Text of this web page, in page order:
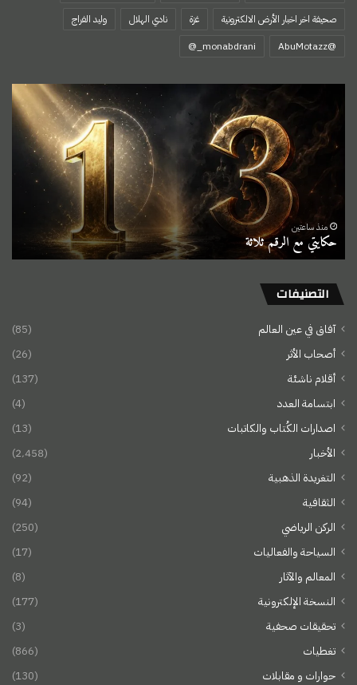
صحيفة اخر اخبار الأرض الالكترونية
غزة نادي الهلال
وليد الفراج
‏@AbuMotazz
مع
الرقم
ثلاثة
منذ ساعتين
حكايتي مع الرقم ثلاثة
التصنيفات
آفاق في عين العالم
(85)
أصحاب الأثر
(26)
أقلام ناشئة
(137)
ابتسامة العدد
(4)
اصدارات الكُتاب والكاتبات
(13)
الأخبار
(2٬458)
التغريدة الذهبية
(92)
الثقافية
(94)
الركن الرياضي
(250)
السياحة والفعاليات
(17)
المعالم والآثار
(8)
النسخة الإلكترونية
(177)
تحقيقات صحفية
(3)
تغطيات
(866)
حوارات و مقابلات
(130)